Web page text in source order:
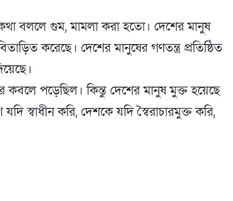
কথা বললে গুম, মামলা করা হতো। দেশের মানুষ
করেছে। দেশের মানুষের গণতন্ত্র প্রতিষ্ঠিত
কবলে পড়েছিল। কিন্তু দেশের মানুষ মুক্ত হয়েছে
স্বাধীন করি, দেশকে যদি স্বৈরাচারমুক্ত করি,